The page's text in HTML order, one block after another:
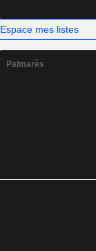
Espace mes listes
Palmarès